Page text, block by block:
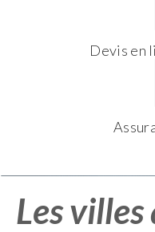
Devis en
Les